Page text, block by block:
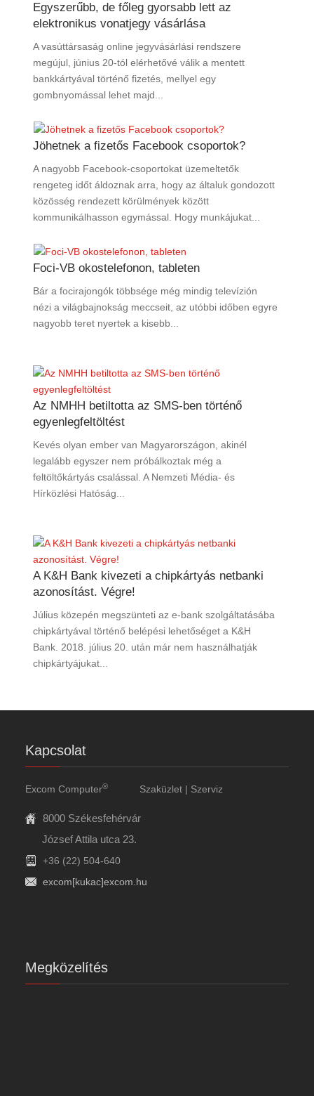
Egyszerűbb, de főleg gyorsabb lett az
elektronikus vonatjegy vásárlása
A vasúttársaság online jegyvásárlási rendszere
megújul, június 20-tól elérhetővé válik a mentett
bankkártyával történő fizetés, mellyel egy
gombnyomással lehet majd...
Jöhetnek a fizetős Facebook csoportok?
A nagyobb Facebook-csoportokat üzemeltetők
rengeteg időt áldoznak arra, hogy az általuk gondozott
közösség rendezett körülmények között
kommunikálhasson egymással. Hogy munkájukat...
Foci-VB okostelefonon, tableten
Bár a focirajongók többsége még mindig televízión
nézi a világbajnokság meccseit, az utóbbi időben egyre
nagyobb teret nyertek a kisebb...
Az NMHH betiltotta az SMS-ben történő
egyenlegfeltöltést
Kevés olyan ember van Magyarországon, akinél
legalább egyszer nem próbálkoztak még a
feltöltőkártyás csalással. A Nemzeti Média- és
Hírközlési Hatóság...
A K&H Bank kivezeti a chipkártyás netbanki
azonosítást. Végre!
Július közepén megszünteti az e-bank szolgáltatásába
chipkártyával történő belépési lehetőséget a K&H
Bank. 2018. július 20. után már nem használhatják
chipkártyájukat...
Kapcsolat
Excom Computer® Szaküzlet | Szerviz
8000 Székesfehérvár
József Attila utca 23.
+36 (22) 504-640
excom[kukac]excom.hu
Megközelítés